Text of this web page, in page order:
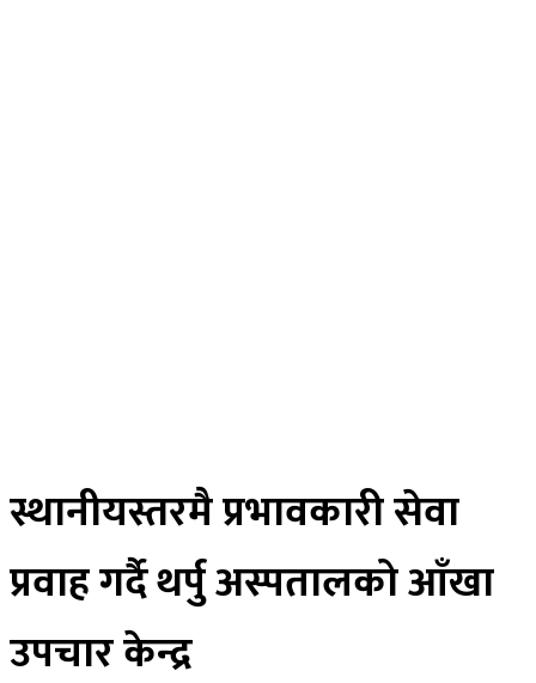
स्थानीयस्तरमै प्रभावकारी सेवा
प्रवाह गर्दै थर्पु अस्पतालको आँखा
उपचार केन्द्र